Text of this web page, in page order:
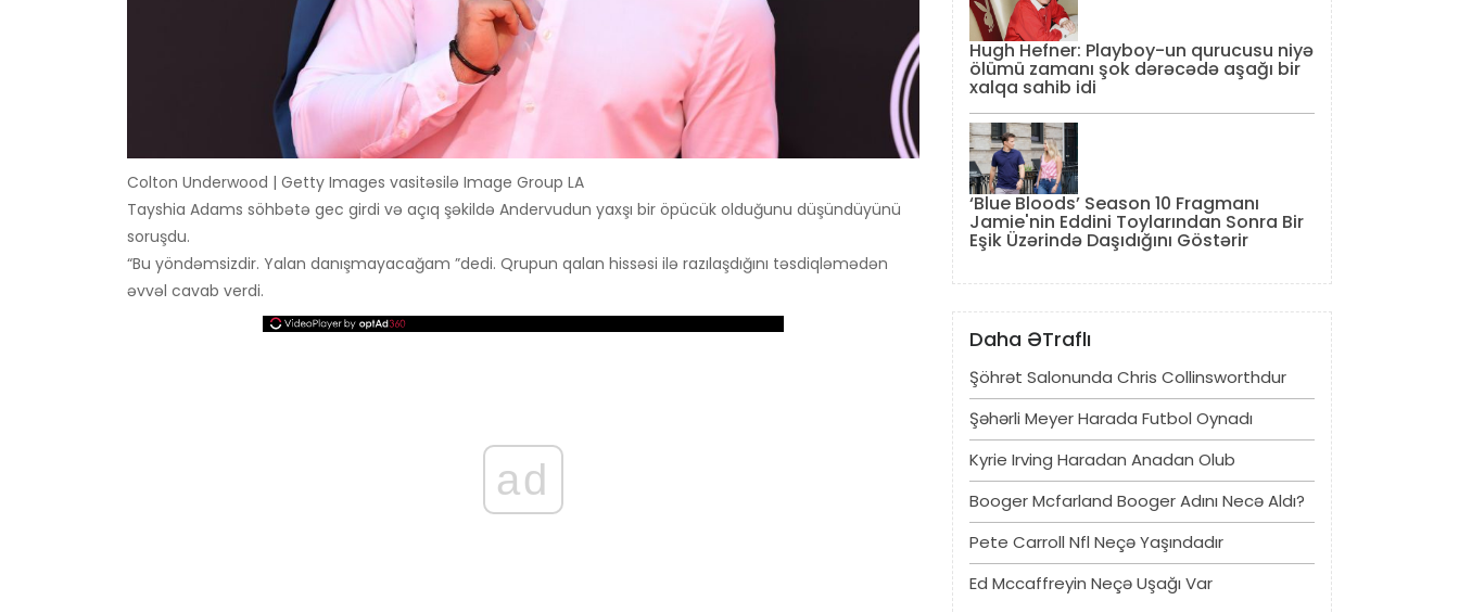
Colton Underwood | Getty Images vasitəsilə Image Group LA
Tayshia Adams söhbətə gec girdi və açıq şəkildə Andervudun yaxşı bir öpücük olduğunu düşündüyünü
soruşdu.
“Bu yöndəmsizdir. Yalan danışmayacağam ”dedi. Qrupun qalan hissəsi ilə razılaşdığını təsdiqləmədən
əvvəl cavab verdi.
ad
Hugh Hefner: Playboy-un qurucusu niyə
ölümü zamanı şok dərəcədə aşağı bir
xalqa sahib idi
‘Blue Bloods’ Season 10 Fragmanı
Jamie'nin Eddini Toylarından Sonra Bir
Eşik Üzərində Daşıdığını Göstərir
Daha ƏTraflı
Şöhrət Salonunda Chris Collinsworthdur
Şəhərli Meyer Harada Futbol Oynadı
Kyrie Irving Haradan Anadan Olub
Booger Mcfarland Booger Adını Necə Aldı?
Pete Carroll Nfl Neçə Yaşındadır
Ed Mccaffreyin Neçə Uşağı Var